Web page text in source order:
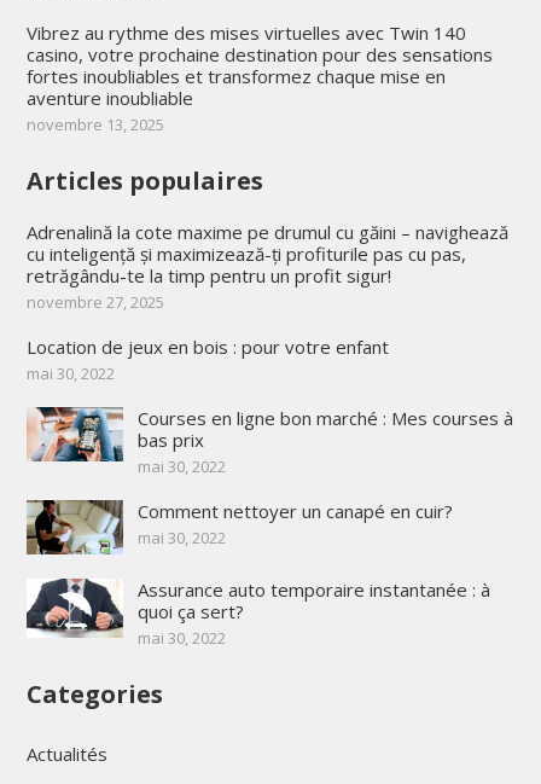
Vibrez au rythme des mises virtuelles avec Twin 140
casino, votre prochaine destination pour des sensations
fortes inoubliables et transformez chaque mise en
aventure inoubliable
novembre 13, 2025
Articles populaires
Adrenalină la cote maxime pe drumul cu găini – navighează
cu inteligență și maximizează-ți profiturile pas cu pas,
retrăgându-te la timp pentru un profit sigur!
novembre 27, 2025
Location de jeux en bois : pour votre enfant
mai 30, 2022
Courses en ligne bon marché : Mes courses à
bas prix
mai 30, 2022
Comment nettoyer un canapé en cuir?
mai 30, 2022
Assurance auto temporaire instantanée : à
quoi ça sert?
mai 30, 2022
Categories
Actualités